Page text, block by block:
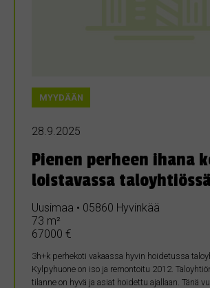
MYYDÄÄN
28.9.2025
Pienen perheen ihana
loistavassa
Uusimaa • 05860 Hyvinkää
73 m²
67000 €
3h+k perhekoti vakaassa hyvin hoidetussa
Kylpyhuone on iso ja remontoitu 2012.
tilanne on hyvä ja asiat hoidettu ajallaan. Tänä